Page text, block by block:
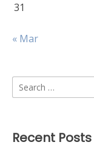
31
« Mar
Search
for:
Recent Posts